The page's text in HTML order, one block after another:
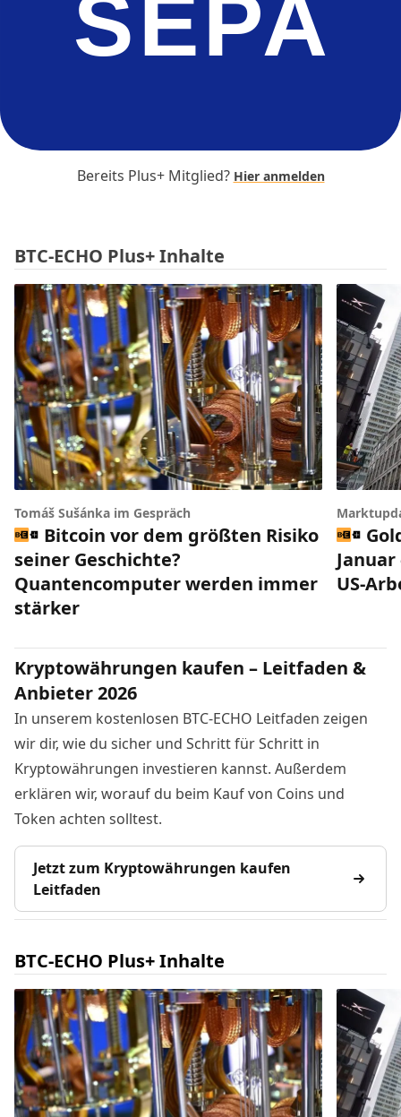
SEPA
Bereits Plus+ Mitglied? Hier anmelden
BTC-ECHO Plus+ Inhalte
Tomáš Sušánka im Gespräch
Bitcoin vor dem größten Risiko
seiner Geschichte?
Quantencomputer werden immer
stärker
US-
Kryptowährungen kaufen – Leitfaden &
Anbieter 2026
In unserem kostenlosen BTC-ECHO Leitfaden zeigen
wir dir, wie du sicher und Schritt für Schritt in
Kryptowährungen investieren kannst. Außerdem
erklären wir, worauf du beim Kauf von Coins und
Token achten solltest.
Jetzt zum Kryptowährungen kaufen
Leitfaden
BTC-ECHO Plus+ Inhalte